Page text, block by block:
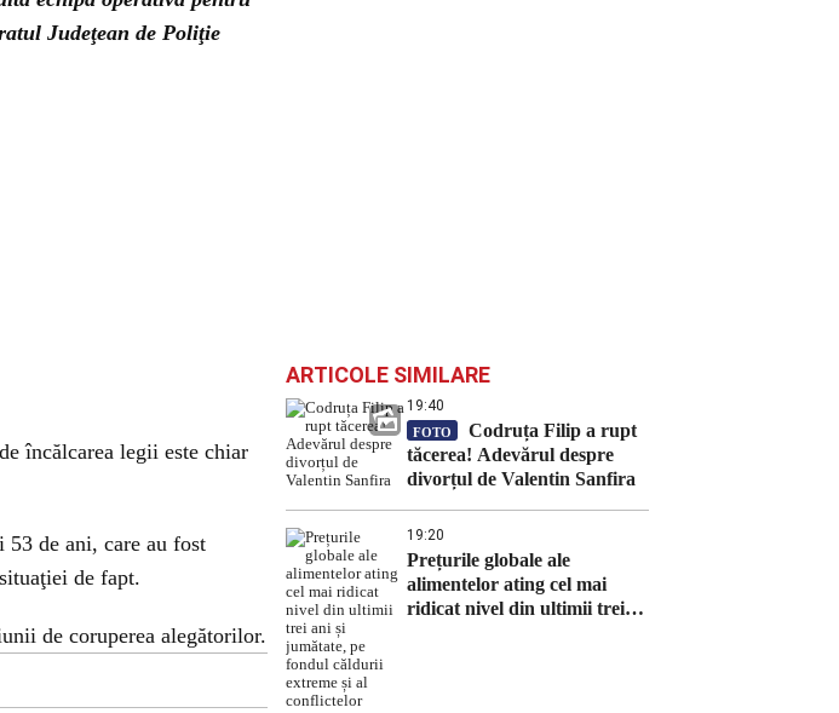
Judeţean de Poliţie
încălcarea legii este chiar
de ani, care au fost
de fapt.
de coruperea alegătorilor.
ARTICOLE SIMILARE
19:40
FOTO
Codruța Filip a rupt
tăcerea! Adevărul despre
divorțul de Valentin Sanfira
19:20
Prețurile globale ale
alimentelor ating cel mai
ridicat nivel din ultimii trei